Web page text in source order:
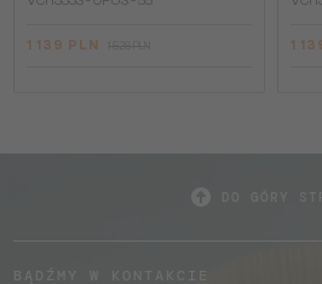
1 139 PLN 1